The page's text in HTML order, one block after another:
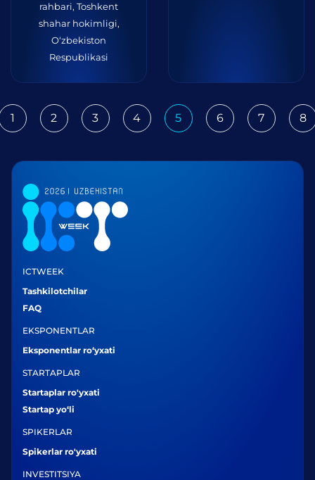
rahbari, Toshkent
shahar hokimligi,
O‘zbekiston
Respublikasi
1 2 3 4 5 6 7 8
ICTWEEK
Tashkilotchilar
FAQ
EKSPONENTLAR
Eksponentlar ro‘yxati
STARTAPLAR
Startaplar ro'yxati
Startap yo‘li
SPIKERLAR
Spikerlar ro'yxati
INVESTITSIYA